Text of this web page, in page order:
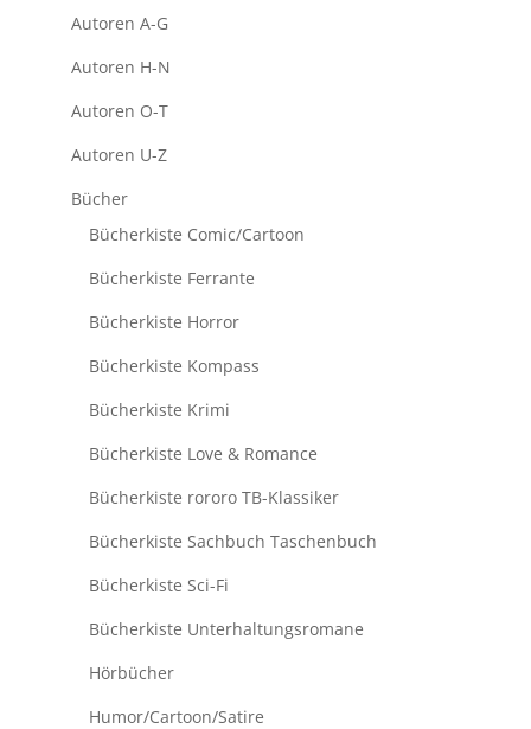
Autoren A-G
Autoren H-N
Autoren O-T
Autoren U-Z
Bücher
Bücherkiste Comic/Cartoon
Bücherkiste Ferrante
Bücherkiste Horror
Bücherkiste Kompass
Bücherkiste Krimi
Bücherkiste Love & Romance
Bücherkiste rororo TB-Klassiker
Bücherkiste Sachbuch Taschenbuch
Bücherkiste Sci-Fi
Bücherkiste Unterhaltungsromane
Hörbücher
Humor/Cartoon/Satire